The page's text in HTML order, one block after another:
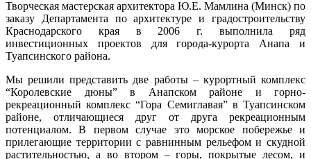
Творческая мастерская архитектора Ю.Е. Мамлина (Минск) по
заказу Департамента по архитектуре и градостроительству
Краснодарского края в 2006 г. выполнила ряд
инвестиционных проектов для города-курорта Анапа и
Туапсинского района.
Мы решили представить две работы – курортный комплекс
“Королевские дюны” в Анапском районе и горно­
рекреационный комплекс “Гора Семиглавая” в Туапсинском
районе, отличающиеся друг от друга рекреационным
потенциалом. В первом случае это морское побережье и
прилегающие территории с равнинным рельефом и скудной
растительностью, а во втором – горы, покрытые лесом, и